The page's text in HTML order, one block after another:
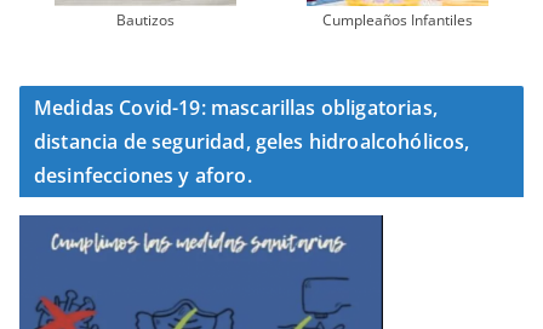
Bautizos Cumpleaños Infantiles
Medidas Covid-19: mascarillas obligatorias,
distancia de seguridad, geles hidroalcohólicos,
desinfecciones y aforo.